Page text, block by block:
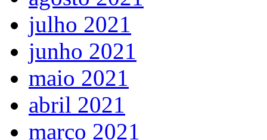
julho 2021
junho 2021
maio 2021
abril 2021
março 2021